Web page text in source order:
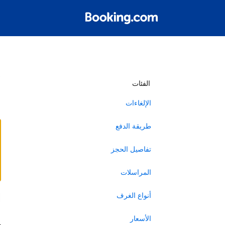
الفئات
الإلغاءات
طريقة الدفع
تفاصيل الحجز
المراسلات
أنواع الغرف
الأسعار